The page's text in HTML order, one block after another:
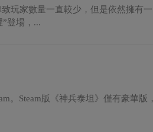
玩家數量一直較少，但是依然擁有一
登場，...
。Steam版《神兵泰坦》僅有豪華版，